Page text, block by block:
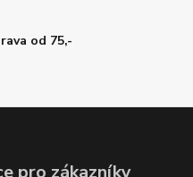
od 75,-
pro zákazníky